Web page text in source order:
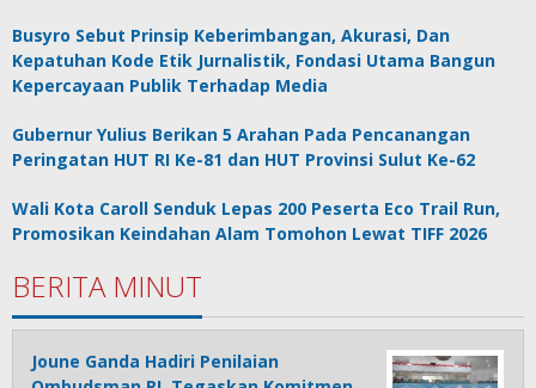
Busyro Sebut Prinsip Keberimbangan, Akurasi, Dan
Kepatuhan Kode Etik Jurnalistik, Fondasi Utama Bangun
Kepercayaan Publik Terhadap Media
Gubernur Yulius Berikan 5 Arahan Pada Pencanangan
Peringatan HUT RI Ke-81 dan HUT Provinsi Sulut Ke-62
Wali Kota Caroll Senduk Lepas 200 Peserta Eco Trail Run,
Promosikan Keindahan Alam Tomohon Lewat TIFF 2026
BERITA MINUT
Joune Ganda Hadiri Penilaian